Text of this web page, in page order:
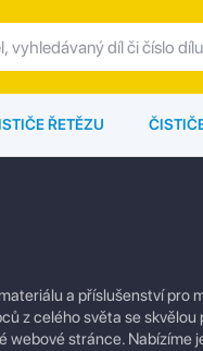
ŘETĚZU
a příslušenství pro
z celého světa se
stránce. Nabízíme